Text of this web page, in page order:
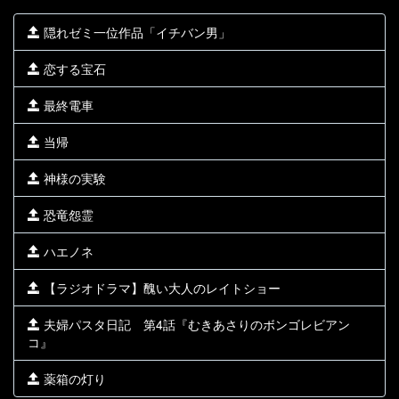
隠れゼミ一位作品「イチバン男」
恋する宝石
最終電車
当帰
神様の実験
恐竜怨霊
ハエノネ
【ラジオドラマ】醜い大人のレイトショー
夫婦パスタ日記 第4話『むきあさりのボンゴレビアン
コ』
薬箱の灯り